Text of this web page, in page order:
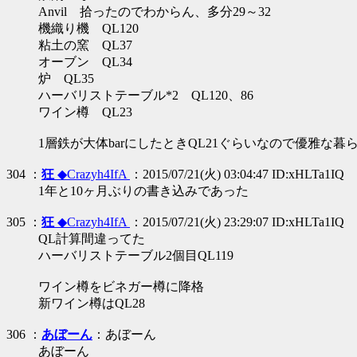
Anvil 拾ったのでわからん、多分29～32
機織り機 QL120
粘土の窯 QL37
オーブン QL34
炉 QL35
ハーバリストテーブル*2 QL120、86
ワイン樽 QL23
1層鉄が大体barにしたときQL21ぐらいなので優雅な暮
304 ： 狂 ◆Crazyh4IfA
：2015/07/21(火) 03:04:47 ID:xHLTa1IQ
1年と10ヶ月ぶりの書き込みであった
305 ： 狂 ◆Crazyh4IfA
：2015/07/21(火) 23:29:07 ID:xHLTa1IQ
QL計算間違ってた
ハーバリストテーブル2個目QL119
ワイン樽をビネガー樽に降格
新ワイン樽はQL28
306 ： あぼーん ：あぼーん
あぼーん